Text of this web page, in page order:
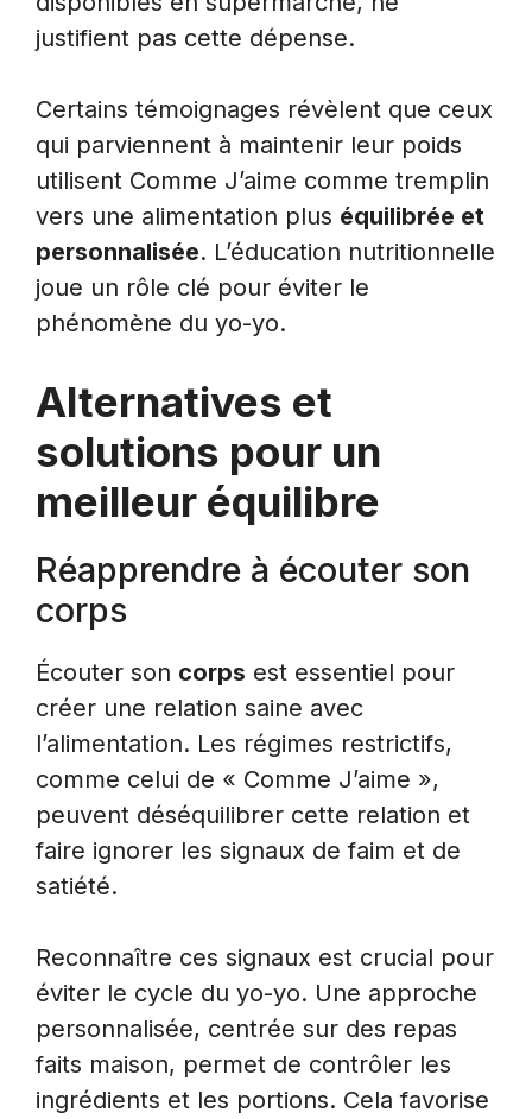
justifient pas cette dépense.
Certains témoignages révèlent que ceux
qui parviennent à maintenir leur poids
utilisent Comme J’aime comme tremplin
vers une alimentation plus équilibrée et
personnalisée. L’éducation nutritionnelle
joue un rôle clé pour éviter le
phénomène du yo-yo.
Alternatives et
solutions pour un
meilleur équilibre
Réapprendre à écouter son
corps
Écouter son corps est essentiel pour
créer une relation saine avec
l’alimentation. Les régimes restrictifs,
comme celui de « Comme J’aime »,
peuvent déséquilibrer cette relation et
faire ignorer les signaux de faim et de
satiété.
Reconnaître ces signaux est crucial pour
éviter le cycle du yo-yo. Une approche
personnalisée, centrée sur des repas
faits maison, permet de contrôler les
ingrédients et les portions. Cela favorise